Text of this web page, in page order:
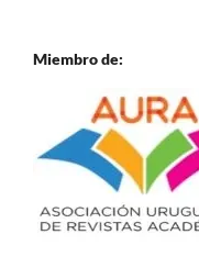
Miembro de: